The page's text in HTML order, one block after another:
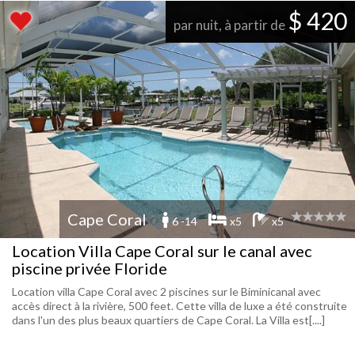
par nuit, à partir de $ 420
Cape Coral 6 -14 x5 x5
Location Villa Cape Coral sur le canal avec
piscine privée Floride
Location villa Cape Coral avec 2 piscines sur le Biminicanal avec
accès direct à la rivière, 500 feet. Cette villa de luxe a été construite
dans l'un des plus beaux quartiers de Cape Coral. La Villa est[....]